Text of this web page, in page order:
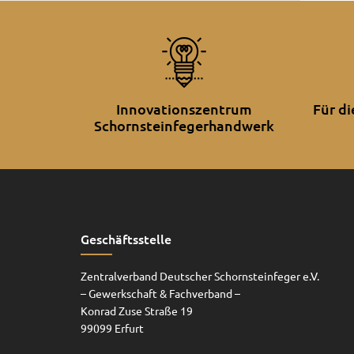
Innovationszentrum
Schornsteinfegerhandwerk
Für
Geschäftsstelle
Zentralverband Deutscher Schornsteinfeger e.V.
– Gewerkschaft & Fachverband –
Konrad Zuse Straße 19
99099 Erfurt